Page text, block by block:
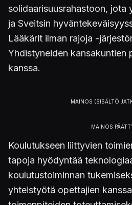
solidaarisuusrahastoon, jota
ja Sveitsin
Lääkärit ilman rajoja -
Yhdistyneiden kansakuntien
kanssa.
Koulutukseen liittyvien
tapoja hyödyntää
koulutustoiminnan
yhteistyötä opettajien